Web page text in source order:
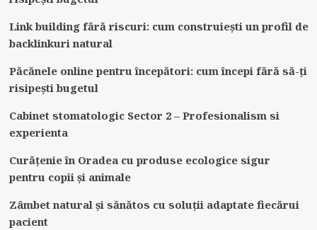
Link building fără riscuri: cum construiești un profil de
backlinkuri natural
Păcănele online pentru începători: cum începi fără să-ți
risipești bugetul
Cabinet stomatologic Sector 2 – Profesionalism si
experienta
Curățenie în Oradea cu produse ecologice sigur
pentru copii și animale
Zâmbet natural și sănătos cu soluții adaptate fiecărui
pacient